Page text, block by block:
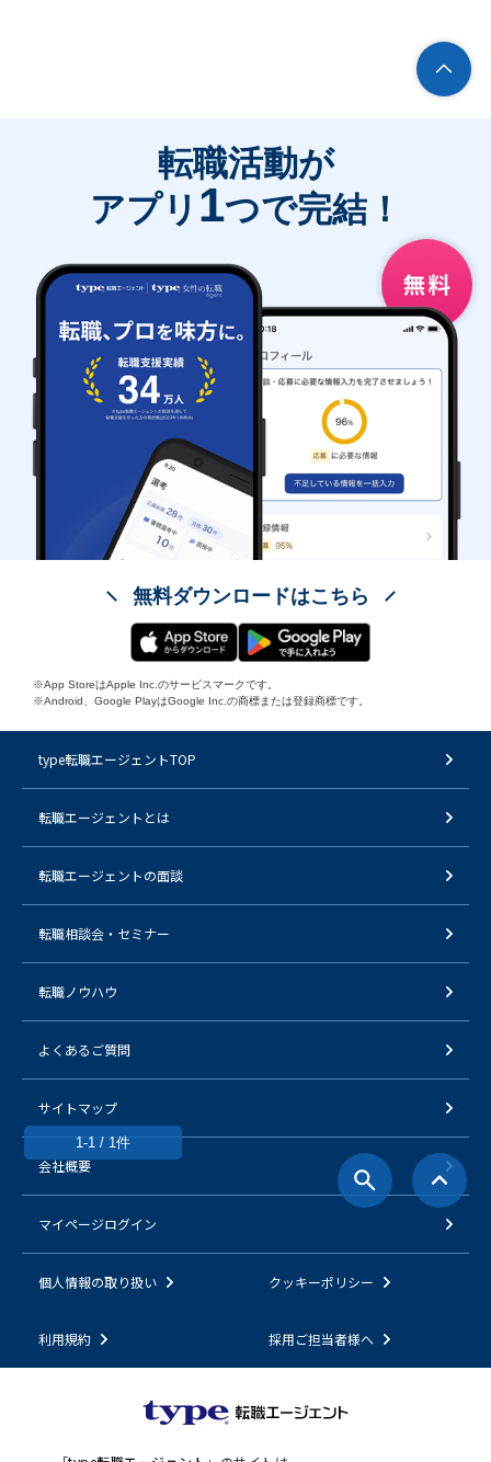
1-1 / 1件
転職活動が
アプリ 1つで完結！
無料ダウンロードはこちら
※App StoreはApple Inc.のサービスマークです。
※Android、Google PlayはGoogle Inc.の商標または登録商標です。
type転職エージェントTOP
転職エージェントとは
転職エージェントの面談
転職相談会・セミナー
転職ノウハウ
よくあるご質問
サイトマップ
会社概要
マイページログイン
個人情報の取り扱い クッキーポリシー
利用規約 採用ご担当者様へ